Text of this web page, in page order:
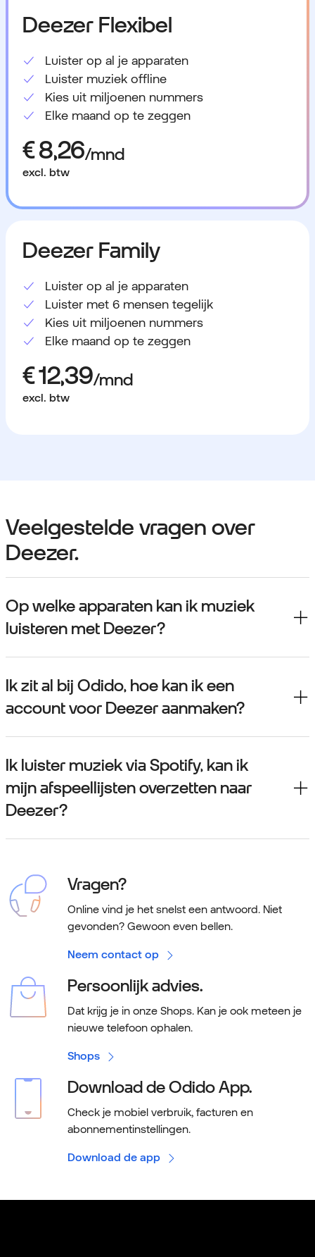
Deezer Flexibel
Luister op al je apparaten
Luister muziek offline
Kies uit miljoenen nummers
Elke maand op te zeggen
excl. btw
Deezer Family
Luister op al je apparaten
Luister met 6 mensen tegelijk
Kies uit miljoenen nummers
Elke maand op te zeggen
excl. btw
Veelgestelde vragen over
Deezer.
Op welke apparaten kan ik muziek
luisteren met Deezer?
Ik zit al bij Odido, hoe kan ik een
account voor Deezer aanmaken?
Ik luister muziek via Spotify, kan ik
mijn afspeellijsten overzetten naar
Deezer?
Vragen?
Online vind je het snelst een antwoord. Niet
gevonden? Gewoon even bellen.
Neem contact op
Persoonlijk advies.
Dat krijg je in onze Shops. Kan je ook meteen je
nieuwe telefoon ophalen.
Shops
Download de Odido App.
Check je mobiel verbruik, facturen en
abonnementinstellingen.
Download de app